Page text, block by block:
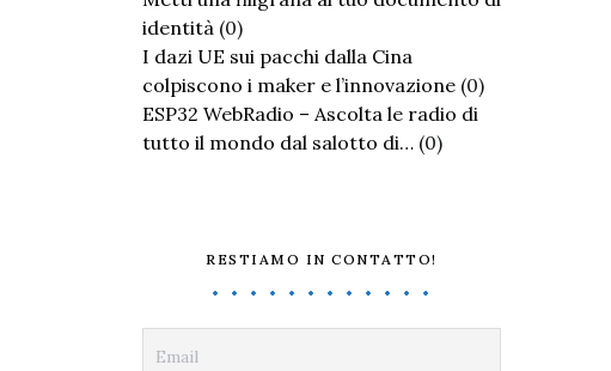
identità (0)
I dazi UE sui pacchi dalla Cina
colpiscono i maker e l’innovazione (0)
ESP32 WebRadio – Ascolta le radio di
tutto il mondo dal salotto di… (0)
RESTIAMO IN CONTATTO!